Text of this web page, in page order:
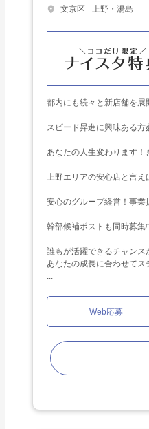
文京区
上野・湯島
都内にも続々と新店舗
スピード昇進に興味ある
あなたの人生変わります
上野エリアの安心店と言え
安心のグループ経営！事業
幹部候補ポストも同時募
誰もが活躍できるチャンス
あなたの成長に合わせてス
...
Web応募